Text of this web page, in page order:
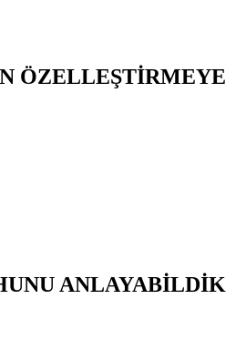
ÖZELLEŞTİRMEYE
ANLAYABİLDİK